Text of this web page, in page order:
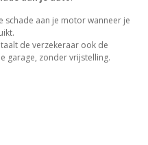
schade aan je motor wanneer je
de verzekeraar ook de
garage, zonder vrijstelling.